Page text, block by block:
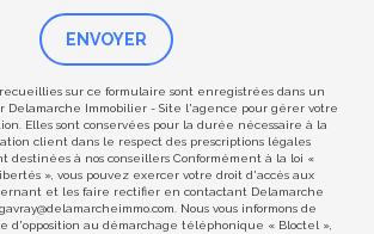
ENVOYER
sur ce formulaire sont enregistrées dans un
Delamarche Immobilier - Site l'agence pour gérer votre
Elles sont conservées pour la durée nécessaire à la
client dans le respect des prescriptions légales
destinées à nos conseillers Conformément à la loi «
», vous pouvez exercer votre droit d'accès aux
et les faire rectifier en contactant Delamarche
Nous vous informons de
d'opposition au démarchage téléphonique « Bloctel »,